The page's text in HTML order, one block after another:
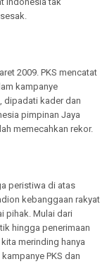
2009. PKS mencatat
kampanye
dipadati kader dan
pimpinan Jaya
memecahkan rekor.
peristiwa di atas
kebanggaan rakyat
pihak. Mulai dari
hingga penerimaan
merinding hanya
PKS dan